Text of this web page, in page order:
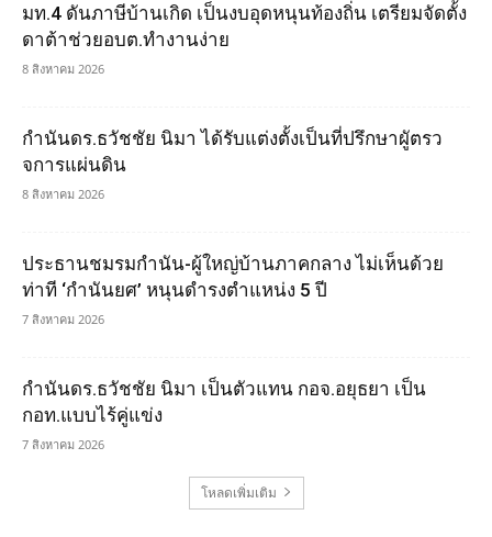
มท.4 ดันภาษีบ้านเกิด เป็นงบอุดหนุนท้องถิ่น เตรียมจัดตั้ง
ดาต้าช่วยอบต.ทำงานง่าย
8 สิงหาคม 2026
กำนันดร.ธวัชชัย นิมา ได้รับแต่งตั้งเป็นที่ปรึกษาผูัตรว
จการแผ่นดิน
8 สิงหาคม 2026
ประธานชมรมกำนัน-ผู้ใหญ่บ้านภาคกลาง ไม่เห็นด้วย
ท่าที ‘กำนันยศ’ หนุนดำรงตำแหน่ง 5 ปี
7 สิงหาคม 2026
กำนันดร.ธวัชชัย นิมา เป็นตัวแทน กอจ.อยุธยา เป็น
กอท.แบบไร้คู่แข่ง
7 สิงหาคม 2026
โหลดเพิ่มเติม